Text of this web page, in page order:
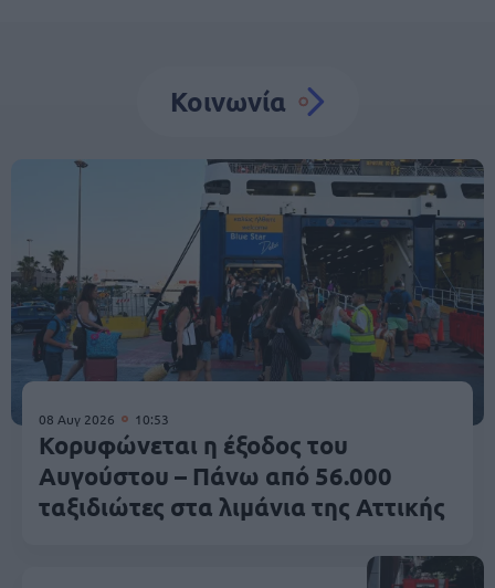
Κοινωνία
08 Αυγ 2026 10:53
Κορυφώνεται η έξοδος του
Αυγούστου – Πάνω από 56.000
ταξιδιώτες στα λιμάνια της Αττικής